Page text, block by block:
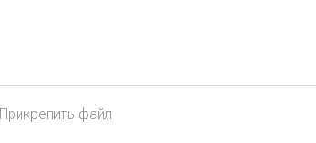
Прикрепить файл